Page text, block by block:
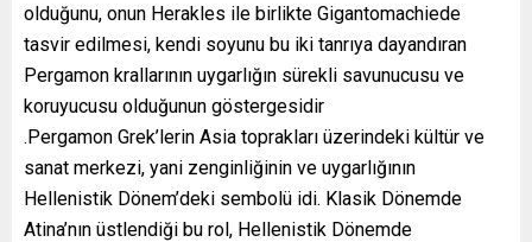
olduğunu, onun Herakles ile birlikte Gigantomachiede
tasvir edilmesi, kendi soyunu bu iki tanrıya dayandıran
Pergamon krallarının uygarlığın sürekli savunucusu ve
koruyucusu olduğunun göstergesidir
.Pergamon Grek’lerin Asia toprakları üzerindeki kültür ve
sanat merkezi, yani zenginliğinin ve uygarlığının
Hellenistik Dönem’deki sembolü idi. Klasik Dönemde
Atina’nın üstlendiği bu rol, Hellenistik Dönemde